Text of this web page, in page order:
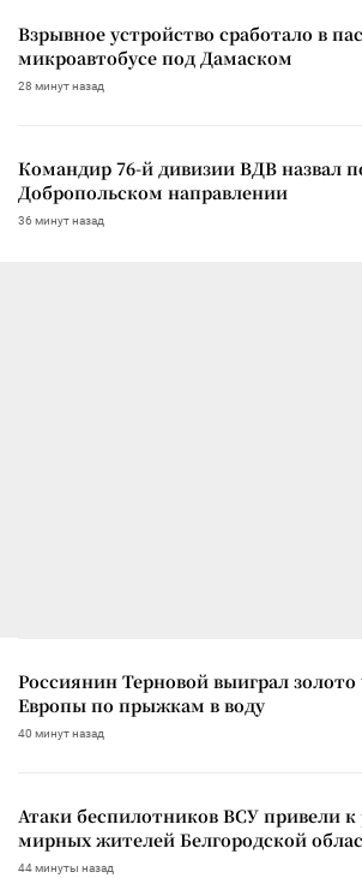
Взрывное устройство сработало в
микроавтобусе под Дамаском
28 минут назад
Командир 76-й дивизии ВДВ назвал
Добропольском направлении
36 минут назад
Россиянин Терновой выиграл
Европы по прыжкам в воду
40 минут назад
Атаки беспилотников ВСУ привели
мирных жителей Белгородской
44 минуты назад